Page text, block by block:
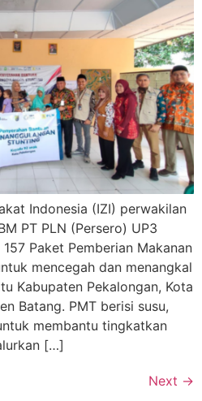
Indonesia (IZI) perwakilan
PT PLN (Persero) UP3
Paket Pemberian Makanan
mencegah dan menangkal
Kabupaten Pekalongan, Kota
Batang. PMT berisi susu,
membantu tingkatkan
[…]
Next →